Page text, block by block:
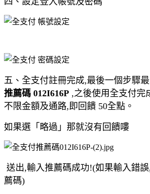
五、全支付註冊完成,最後一個步驟
推薦碼 012I616P ,之後使用全支付完
不限金額及通路,即回饋 50全點。
如果選「略過」那就沒有回饋嘍
送出,輸入推薦碼成功!(如果輸入錯
薦碼)